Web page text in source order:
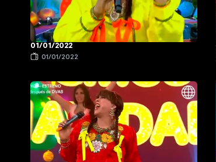
01/01/2022
01/01/2022